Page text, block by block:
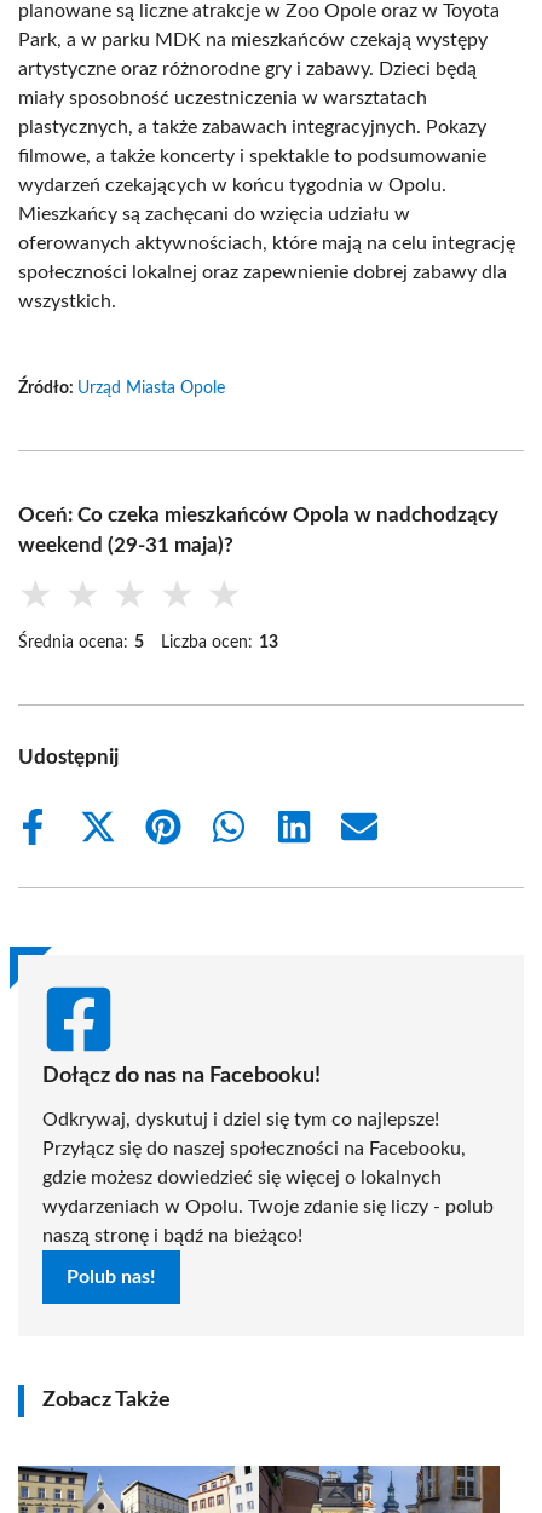
planowane są liczne atrakcje w Zoo Opole oraz w Toyota
Park, a w parku MDK na mieszkańców czekają występy
artystyczne oraz różnorodne gry i zabawy. Dzieci będą
miały sposobność uczestniczenia w warsztatach
plastycznych, a także zabawach integracyjnych. Pokazy
filmowe, a także koncerty i spektakle to podsumowanie
wydarzeń czekających w końcu tygodnia w Opolu.
Mieszkańcy są zachęcani do wzięcia udziału w
oferowanych aktywnościach, które mają na celu integrację
społeczności lokalnej oraz zapewnienie dobrej zabawy dla
wszystkich.
Źródło: Urząd Miasta Opole
Oceń: Co czeka mieszkańców Opola w nadchodzący
weekend (29-31 maja)?
★ ★ ★ ★ ★
Średnia ocena: 5 Liczba ocen: 13
Udostępnij
Share
Share
(Twitter)
Share
Share
Share
Share
Dołącz do nas na Facebooku!
Odkrywaj, dyskutuj i dziel się tym co najlepsze!
Przyłącz się do naszej społeczności na Facebooku,
gdzie możesz dowiedzieć się więcej o lokalnych
wydarzeniach w Opolu. Twoje zdanie się liczy - polub
naszą stronę i bądź na bieżąco!
Polub nas!
Zobacz Także